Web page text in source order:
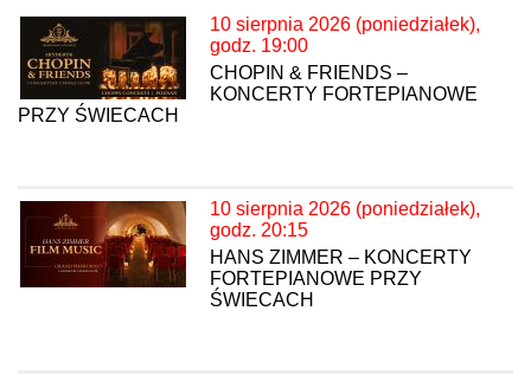
10 sierpnia 2026 (poniedziałek),
godz. 19:00
CHOPIN & FRIENDS –
KONCERTY FORTEPIANOWE
PRZY ŚWIECACH
10 sierpnia 2026 (poniedziałek),
godz. 20:15
HANS ZIMMER – KONCERTY
FORTEPIANOWE PRZY
ŚWIECACH